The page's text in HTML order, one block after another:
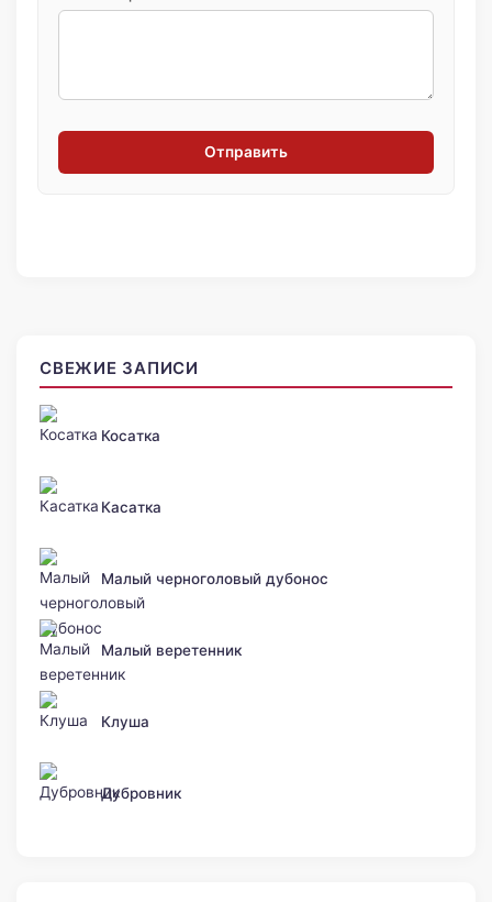
Отправить
СВЕЖИЕ ЗАПИСИ
Косатка
Касатка
Малый черноголовый дубонос
Малый веретенник
Клуша
Дубровник